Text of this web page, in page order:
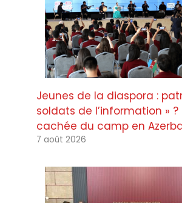
Jeunes de la diaspora :
soldats de l’information » ?
cachée du camp en
7 août 2026